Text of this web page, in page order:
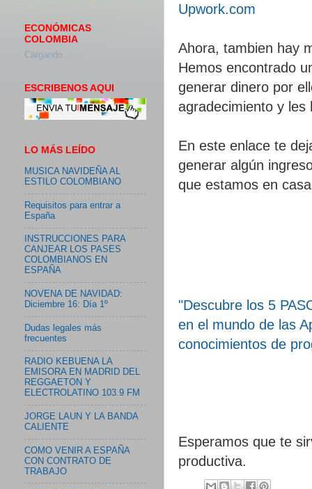
Upwork.com
Ahora, tambien hay
Hemos encontrado
generar dinero por
agradecimiento y les
En este enlace te
generar algún
que estamos en
"Descubre los 5
en el mundo de las
conocimientos de
Esperamos que te
productiva.
ECONÓMICAS
COLOMBIA
Cargando...
ESCRIBENOS AQUI
LO MÁS LEÍDO
MUSICA NAVIDEÑA AL
ESTILO COLOMBIANO
Requisitos para entrar a
España
INSTRUCCIONES PARA
CANJEAR LOS PASES
COLOMBIANOS EN
ESPAÑA
NOVENA DE NAVIDAD:
Diciembre 16: Día 1º
Dudas legales más
frecuentes
RADIO KEBUENA LA
EMISORA EN MADRID DEL
REGGAETON Y
ELECTROLATINO 103.9 FM
JORGE LAUN Y LA BANDA
CALIENTE
COMO VENIR A ESPAÑA
CON CONTRATO DE
TRABAJO